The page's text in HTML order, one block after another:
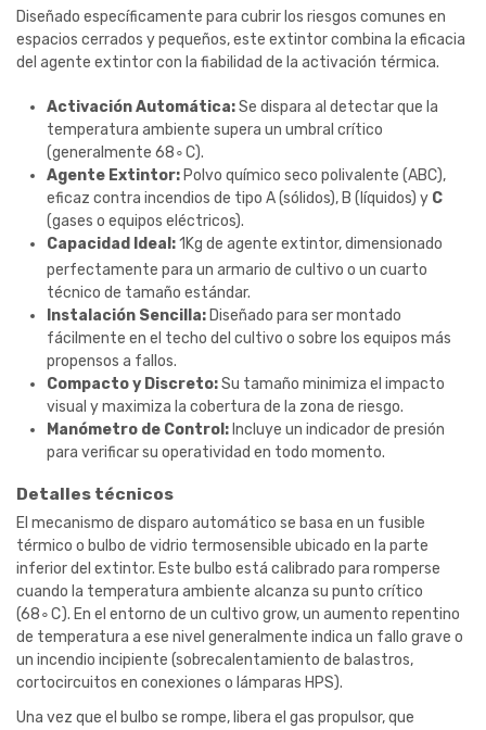
Diseñado específicamente para cubrir los riesgos comunes en
espacios cerrados y pequeños, este extintor combina la eficacia
del agente extintor con la fiabilidad de la activación térmica.
Activación Automática:Se dispara al detectar que la
temperatura ambiente supera un umbral crítico
(generalmente 68∘C).
Agente Extintor: Polvo químico seco polivalente (ABC),
eficaz contra incendios de tipo A(sólidos), B (líquidos) y C
(gases o equipos eléctricos).
Capacidad Ideal:1 Kg de agente extintor, dimensionado
perfectamente para un armario de cultivo o un cuarto
técnico de tamaño estándar.
Instalación Sencilla: Diseñado para ser montado
fácilmente en el techo del cultivo o sobre los equipos más
propensos a fallos.
Compacto y Discreto:Su tamaño minimiza el impacto
visual y maximiza la cobertura de la zona de riesgo.
Manómetro de Control: Incluye un indicador de presión
para verificar su operatividad en todo momento.
Detalles técnicos
El mecanismo de disparo automático se basa en un fusible
térmico o bulbo de vidrio termosensible ubicado en la parte
inferior del extintor. Este bulbo está calibrado para romperse
cuando la temperatura ambiente alcanza su punto crítico
(68∘C). En el entorno de un cultivo grow, un aumento repentino
de temperatura a ese nivel generalmente indica un fallo grave o
un incendio incipiente (sobrecalentamiento de balastros,
cortocircuitos en conexiones o lámparas HPS).
Una vez que el bulbo se rompe, libera el gas propulsor, que